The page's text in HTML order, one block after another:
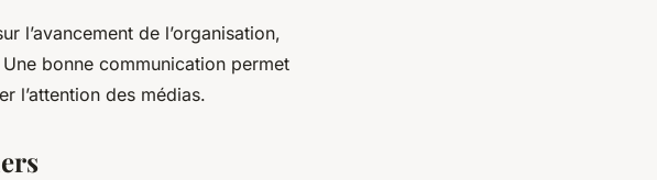
l’avancement de l’organisation,
bonne communication permet
l’attention des médias.